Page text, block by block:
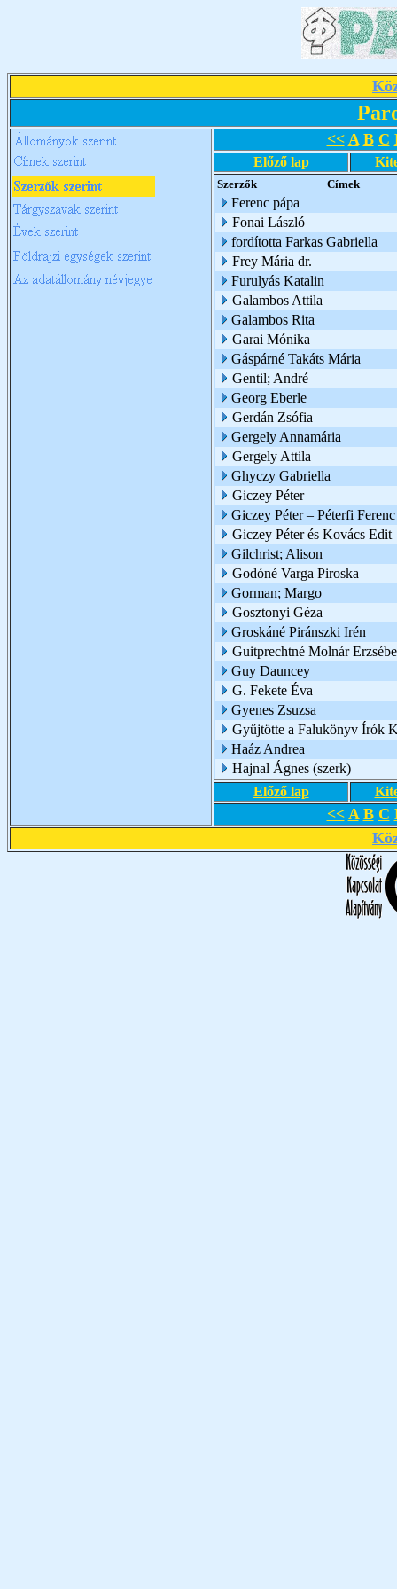
<< A B C
Előző lap
Szerzők Címek
Ferenc pápa
Fonai László
fordította Farkas Gabriella
Frey Mária dr.
Furulyás Katalin
Galambos Attila
Galambos Rita
Garai Mónika
Gáspárné Takáts Mária
Gentil; André
Georg Eberle
Gerdán Zsófia
Gergely Annamária
Gergely Attila
Ghyczy Gabriella
Giczey Péter
Giczey Péter – Péterfi Ferenc
Giczey Péter és Kovács Edit
Gilchrist; Alison
Godóné Varga Piroska
Gorman; Margo
Gosztonyi Géza
Groskáné Piránszki Irén
Guitprechtné Molnár
Guy Dauncey
G. Fekete Éva
Gyenes Zsuzsa
Gyűjtötte a Falukönyv Írók
Haáz Andrea
Hajnal Ágnes (szerk)
Előző lap
<< A B C